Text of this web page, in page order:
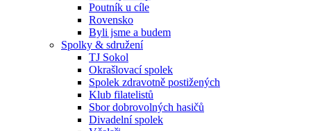
Poutník u cíle
Rovensko
Byli jsme a budem
Spolky & sdružení
TJ Sokol
Okrašlovací spolek
Spolek zdravotně postižených
Klub filatelistů
Sbor dobrovolných hasičů
Divadelní spolek